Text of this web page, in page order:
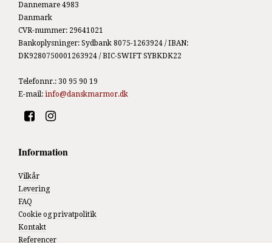
Dannemare 4983
Danmark
CVR-nummer: 29641021
Bankoplysninger: Sydbank 8075-1263924 / IBAN:
DK9280750001263924 / BIC-SWIFT SYBKDK22
Telefonnr.: 30 95 90 19
E-mail: info@danskmarmor.dk
Information
Vilkår
Levering
FAQ
Cookie og privatpolitik
Kontakt
Referencer